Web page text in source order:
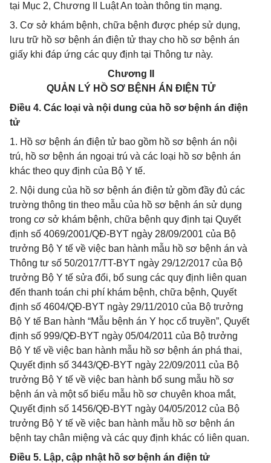
tại Mục 2, Chương II Luật An toàn thông tin mạng.
3. Cơ sở khám bệnh, chữa bệnh được phép sử dụng,
lưu trữ hồ sơ bệnh án điện tử thay cho hồ sơ bệnh án
giấy khi đáp ứng các quy định tại Thông tư này.
Chương II
QUẢN LÝ HỒ SƠ BỆNH ÁN ĐIỆN TỬ
Điều 4. Các loại và nội dung của hồ sơ bệnh án điện
tử
1. Hồ sơ bệnh án điện tử bao gồm hồ sơ bệnh án nội
trú, hồ sơ bệnh án ngoại trú và các loại hồ sơ bệnh án
khác theo quy định của Bộ Y tế.
2. Nội dung của hồ sơ bệnh án điện tử gồm đầy đủ các
trường thông tin theo mẫu của hồ sơ bệnh án sử dụng
trong cơ sở khám bệnh, chữa bệnh quy định tại Quyết
định số 4069/2001/QĐ-BYT ngày 28/09/2001 của Bộ
trưởng Bộ Y tế về việc ban hành mẫu hồ sơ bệnh án và
Thông tư số 50/2017/TT-BYT ngày 29/12/2017 của Bộ
trưởng Bộ Y tế sửa đổi, bổ sung các quy định liên quan
đến thanh toán chi phí khám bệnh, chữa bệnh, Quyết
định số 4604/QĐ-BYT ngày 29/11/2010 của Bộ trưởng
Bộ Y tế Ban hành “Mẫu bệnh án Y học cổ truyền”, Quyết
định số 999/QĐ-BYT ngày 05/04/2011 của Bộ trưởng
Bộ Y tế về việc ban hành mẫu hồ sơ bệnh án phá thai,
Quyết định số 3443/QĐ-BYT ngày 22/09/2011 của Bộ
trưởng Bộ Y tế về việc ban hành bổ sung mẫu hồ sơ
bệnh án và một số biểu mẫu hồ sơ chuyên khoa mắt,
Quyết định số 1456/QĐ-BYT ngày 04/05/2012 của Bộ
trưởng Bộ Y tế về việc ban hành mẫu hồ sơ bệnh án
bệnh tay chân miệng và các quy định khác có liên quan.
Điều 5. Lập, cập nhật hồ sơ bệnh án điện tử